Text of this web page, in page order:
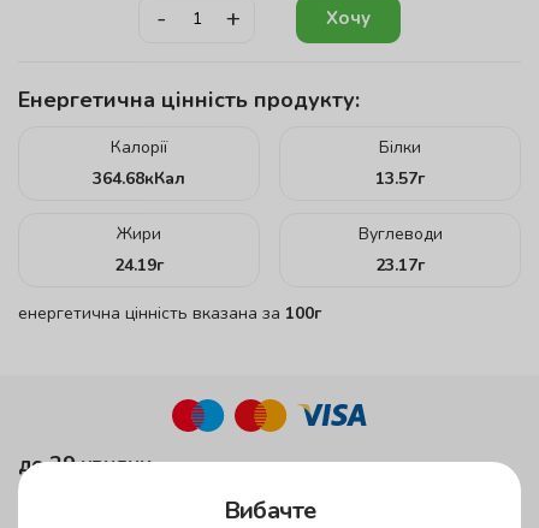
- + Хочу
Енергетична цінність продукту:
Калорії
364.68кКал
Білки
13.57г
Жири
24.19г
Вуглеводи
23.17г
енергетична цінність вказана за 100г
до 29 хвилин
у зеленій зоні!
Вибачте